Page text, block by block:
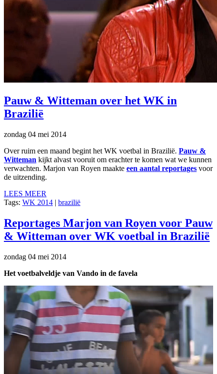
Pauw & Witteman over het WK in
Brazilië
zondag 04 mei 2014
Over ruim een maand begint het WK voetbal in Brazilië. Pauw &
Witteman kijkt alvast vooruit om erachter te komen wat we kunnen
verwachten. Marjon van Royen maakte een aantal reportages voor
de uitzending.
LEES MEER
Tags: WK 2014 | brazilië
Reportages Marjon van Royen voor Pauw
& Witteman over WK voetbal in Brazilië
zondag 04 mei 2014
Het voetbalveldje van Vando in de favela